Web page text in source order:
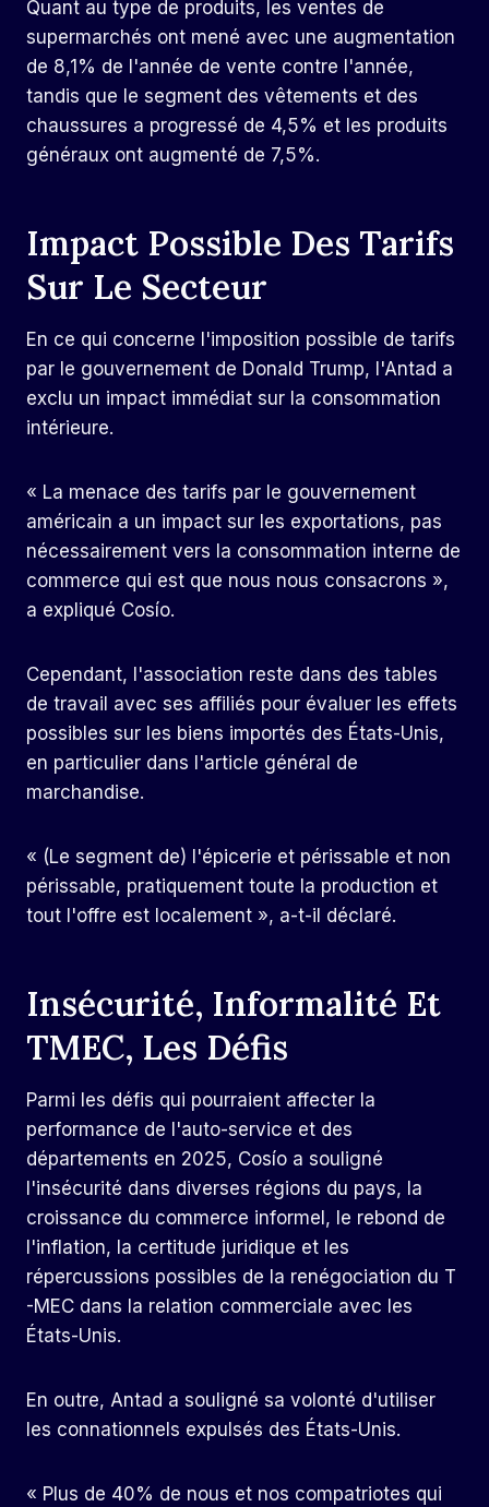
Quant au type de produits, les ventes de
supermarchés ont mené avec une augmentation
de 8,1% de l'année de vente contre l'année,
tandis que le segment des vêtements et des
chaussures a progressé de 4,5% et les produits
généraux ont augmenté de 7,5%.
Impact Possible Des Tarifs
Sur Le Secteur
En ce qui concerne l'imposition possible de tarifs
par le gouvernement de Donald Trump, l'Antad a
exclu un impact immédiat sur la consommation
intérieure.
« La menace des tarifs par le gouvernement
américain a un impact sur les exportations, pas
nécessairement vers la consommation interne de
commerce qui est que nous nous consacrons »,
a expliqué Cosío.
Cependant, l'association reste dans des tables
de travail avec ses affiliés pour évaluer les effets
possibles sur les biens importés des États-Unis,
en particulier dans l'article général de
marchandise.
« (Le segment de) l'épicerie et périssable et non
périssable, pratiquement toute la production et
tout l'offre est localement », a-t-il déclaré.
Insécurité, Informalité Et
TMEC, Les Défis
Parmi les défis qui pourraient affecter la
performance de l'auto-service et des
départements en 2025, Cosío a souligné
l'insécurité dans diverses régions du pays, la
croissance du commerce informel, le rebond de
l'inflation, la certitude juridique et les
répercussions possibles de la renégociation du T
-MEC dans la relation commerciale avec les
États-Unis.
En outre, Antad a souligné sa volonté d'utiliser
les connationnels expulsés des États-Unis.
« Plus de 40% de nous et nos compatriotes qui